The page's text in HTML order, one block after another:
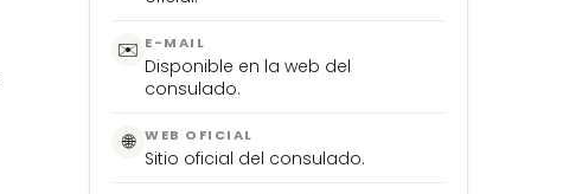
✉️ E-MAIL
Disponible en la web del
consulado.
🌐 WEB OFICIAL
Sitio oficial del consulado.